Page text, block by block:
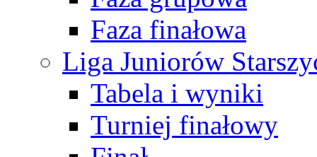
Faza finałowa
Liga Juniorów
Tabela i wyniki
Turniej finałowy